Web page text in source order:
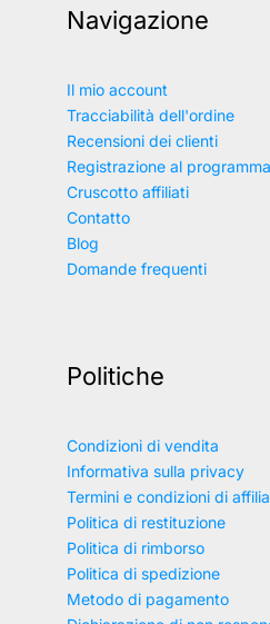
Navigazione
Il mio account
Tracciabilità dell'ordine
Recensioni dei clienti
Registrazione al
Cruscotto affiliati
Contatto
Blog
Domande frequenti
Politiche
Condizioni di vendita
Informativa sulla privacy
Termini e condizioni di
Politica di restituzione
Politica di rimborso
Politica di spedizione
Metodo di pagamento